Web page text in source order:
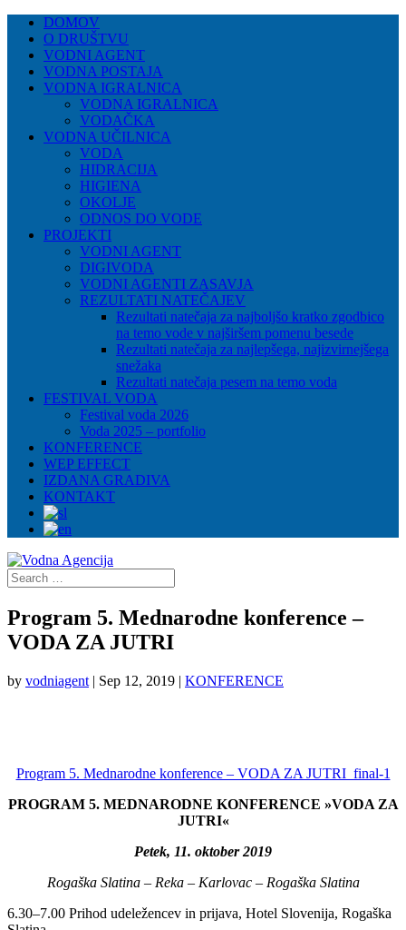
DOMOV
O DRUŠTVU
VODNI AGENT
VODNA POSTAJA
VODNA IGRALNICA
VODNA IGRALNICA
VODAČKA
VODNA UČILNICA
VODA
HIDRACIJA
HIGIENA
OKOLJE
ODNOS DO VODE
PROJEKTI
VODNI AGENT
DIGIVODA
VODNI AGENTI ZASAVJA
REZULTATI NATEČAJEV
Rezultati natečaja za najboljšo kratko zgodbico
na temo vode v najširšem pomenu besede
Rezultati natečaja za najlepšega, najizvirnejšega
snežaka
Rezultati natečaja pesem na temo voda
FESTIVAL VODA
Festival voda 2026
Voda 2025 – portfolio
KONFERENCE
WEP EFFECT
IZDANA GRADIVA
KONTAKT
Program 5. Mednarodne konference –
VODA ZA JUTRI
by vodniagent | Sep 12, 2019 | KONFERENCE
Program 5. Mednarodne konference – VODA ZA JUTRI_final-1
PROGRAM 5. MEDNARODNE KONFERENCE »VODA ZA
JUTRI«
Petek, 11. oktober 2019
Rogaška Slatina – Reka – Karlovac – Rogaška Slatina
6.30–7.00 Prihod udeležencev in prijava, Hotel Slovenija, Rogaška